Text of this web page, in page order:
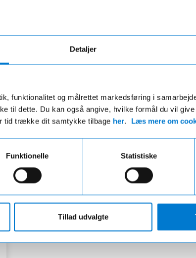
Detaljer
funktionalitet og målrettet markedsføring i
til dette. Du kan også angive, hvilke formål du vil
tid trække dit samtykke tilbage her. Læs mere om
Funktionelle Statistiske
Tillad udvalgte
og kosmetisk klargjort.
bilen har været brugt.
Vi hjælper dig med bil,
finansiering – nemt og